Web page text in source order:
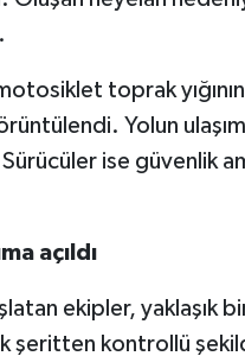
toprak
Yolun
ise güvenlik
açıldı
ekipler, yaklaşık
şeritten kontrollü